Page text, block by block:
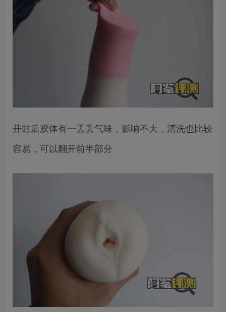
开封后胶体有一丢丢气味，影响不大，清洗也比较
容易，可以翻开前半部分